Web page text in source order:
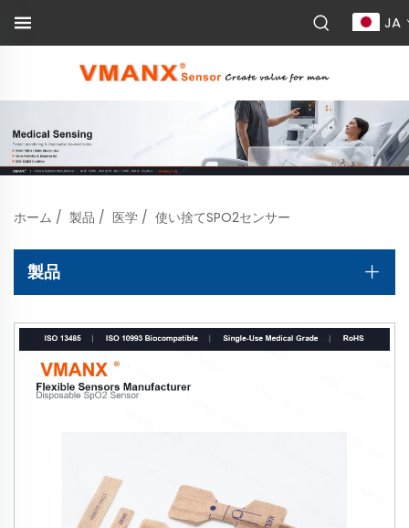
JA
ホーム / 製品 / 医学 / 使い捨てSPO2センサー
製品